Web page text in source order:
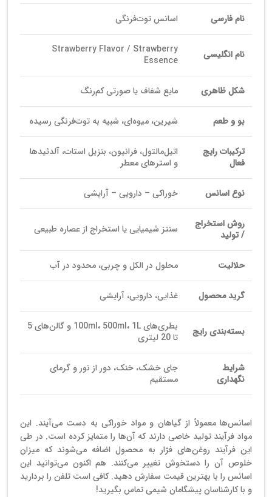
نام فارسی اسانس توت‌فرنگی
نام انگلیسی
Strawberry Flavor / Strawberry
Essence
شکل ظاهری مایع شفاف یا صورتی کم‌رنگ
بو و طعم شیرین، میوه‌ای، شبیه به توت‌فرنگی رسیده
ترکیبات رایج
فعال
اتیل‌مالتول، فرانیون، بنزیل استات، آلدئیدها
و استرهای معطر
نوع اسانس خوراکی – دارویی – آرایشی
روش استخراج
/ تولید
سنتز شیمیایی یا استخراج از عصاره طبیعی
حلالیت محلول در الکل و چربی، محدود در آب
گرید محصول غذایی، دارویی، آرایشی
بسته‌بندی رایج
بطری‌های 100ml، 500ml، 1L و گالن‌های 5
تا 20 لیتری
شرایط
نگهداری
جای خشک، خنک، دور از نور و گرمای
مستقیم
اسانس‌ها معمولاً از گیاهان و مواد خوراکی به دست می‌آیند. این
مواد فرآیند تولید خاصی دارند که آن‌ها را متمایز کرده است. در طی
این فرآیند روغن‌های فرّار به محصول اضافه می‌شوند که میزان
خلوص آن را دستخوش تغییر می‌کنند. هم اکنون می‌توانید این
اسانس را با بهترین قیمت سفارش دهید. کافی است تلفن را بردارید
و با کارشناسان پیشگامان شیمی تماس بگیرید!